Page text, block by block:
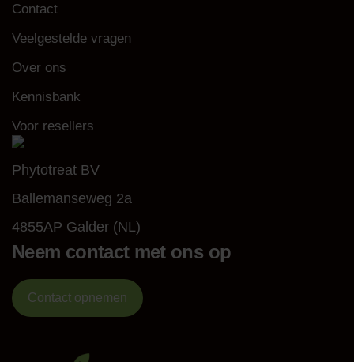
Contact
Veelgestelde vragen
Over ons
Kennisbank
Voor resellers
Phytotreat BV
Ballemanseweg 2a
4855AP Galder (NL)
Neem contact met ons op
Contact opnemen